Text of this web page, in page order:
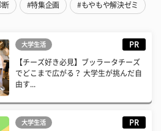
断 #特集企画 #もやもや解決ゼミ
大学生活 PR
【チーズ好き必見】ブッラータチーズ
でどこまで広がる？ 大学生が挑んだ自
由す...
大学生活 PR